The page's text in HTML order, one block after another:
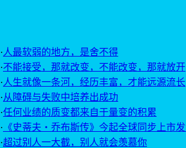
·人最软弱的地方，是舍不得
·不能接受，那就改变，不能改变，那就放开
·人生就像一条河，经历丰富，才能远源流长
·从障碍与失败中培养出成功
·任何业绩的质变都来自于量变的积累
· 《史蒂夫・乔布斯传》今起全球同步上市
·超过别人一大截，别人就会羡慕你